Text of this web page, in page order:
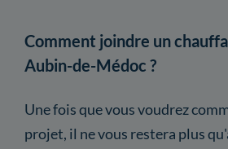
Comment joindre un
Aubin-de-Médoc ?
Une fois que vous voudrez
projet, il ne vous restera plus